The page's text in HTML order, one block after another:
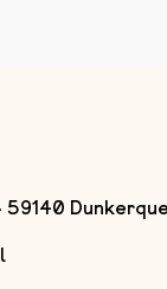
Dunkerque